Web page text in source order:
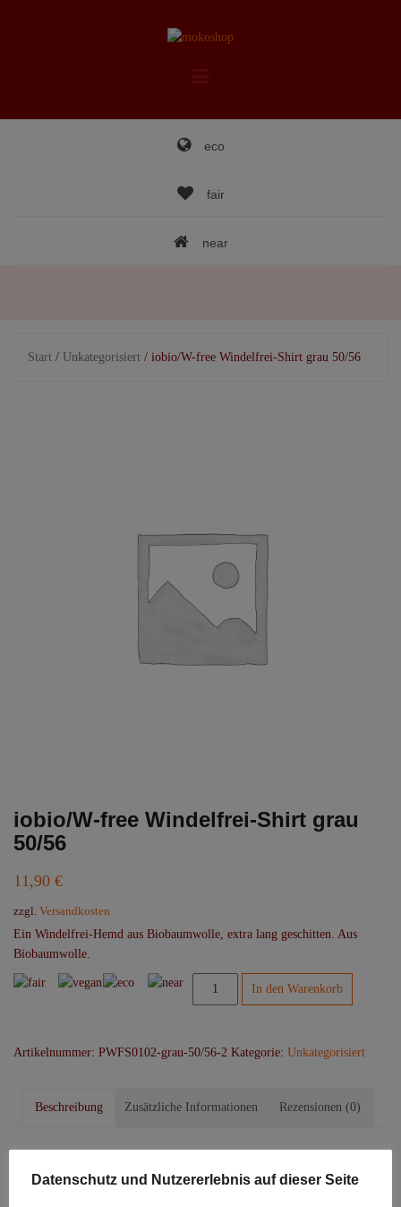
eco
fair
near
Start / Unkategorisiert / iobio/W-free Windelfrei-Shirt grau 50/56
iobio/W-free Windelfrei-Shirt grau
50/56
11,90 €
zzgl. Versandkosten
Ein Windelfrei-Hemd aus Biobaumwolle, extra lang geschitten. Aus
Biobaumwolle.
iobio/W-
grau
Menge
In den Warenkorb
Artikelnummer: PWFS0102-grau-50/56-2 Kategorie: Unkategorisiert
Beschreibung Zusätzliche Informationen Rezensionen (0)
Datenschutz und Nutzererlebnis auf dieser Seite